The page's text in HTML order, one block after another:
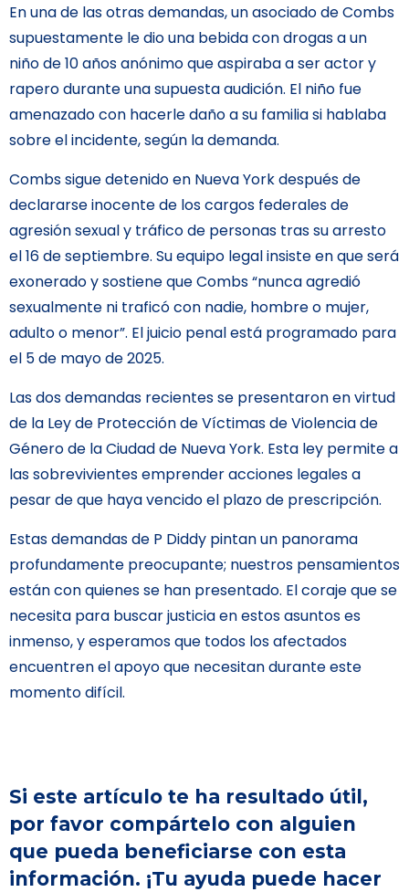
En una de las otras demandas, un asociado de Combs
supuestamente le dio una bebida con drogas a un
niño de 10 años anónimo que aspiraba a ser actor y
rapero durante una supuesta audición. El niño fue
amenazado con hacerle daño a su familia si hablaba
sobre el incidente, según la demanda.
Combs sigue detenido en Nueva York después de
declararse inocente de los cargos federales de
agresión sexual y tráfico de personas tras su arresto
el 16 de septiembre. Su equipo legal insiste en que será
exonerado y sostiene que Combs “nunca agredió
sexualmente ni traficó con nadie, hombre o mujer,
adulto o menor”. El juicio penal está programado para
el 5 de mayo de 2025.
Las dos demandas recientes se presentaron en virtud
de la Ley de Protección de Víctimas de Violencia de
Género de la Ciudad de Nueva York. Esta ley permite a
las sobrevivientes emprender acciones legales a
pesar de que haya vencido el plazo de prescripción.
Estas demandas de P Diddy pintan un panorama
profundamente preocupante; nuestros pensamientos
están con quienes se han presentado. El coraje que se
necesita para buscar justicia en estos asuntos es
inmenso, y esperamos que todos los afectados
encuentren el apoyo que necesitan durante este
momento difícil.
Si este artículo te ha resultado útil,
por favor compártelo con alguien
que pueda beneficiarse con esta
información. ¡Tu ayuda puede hacer